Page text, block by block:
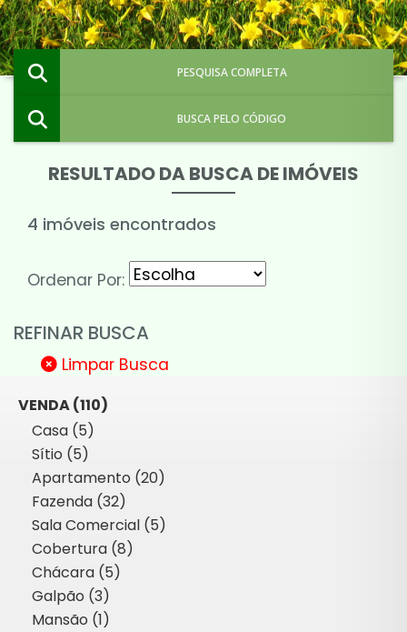
PESQUISA COMPLETA
BUSCA PELO CÓDIGO
RESULTADO DA BUSCA DE IMÓVEIS
4 imóveis encontrados
Ordenar Por:
REFINAR BUSCA
Limpar Busca
VENDA (110)
Casa (5)
Sítio (5)
Apartamento (20)
Fazenda (32)
Sala Comercial (5)
Cobertura (8)
Chácara (5)
Galpão (3)
Mansão (1)